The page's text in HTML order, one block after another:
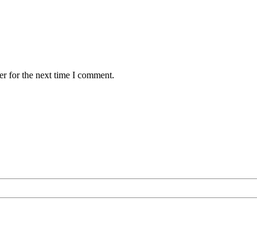
for the next time I comment.